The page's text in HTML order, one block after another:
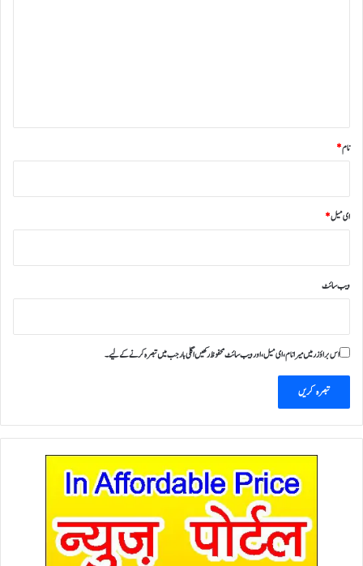
نام*
ای میل*
ویب‌ سائٹ
اس براؤزر میں میرا نام، ای میل، اور ویب سائٹ محفوظ رکھیں اگلی بار جب میں تبصرہ کرنے کےلیے۔